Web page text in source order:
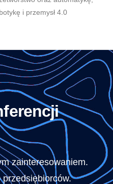
i przemysł 4.0
zainteresowaniem.
przedsiębiorców.